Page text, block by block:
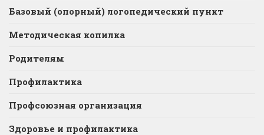
Базовый (опорный) логопедический пункт
Методическая копилка
Родителям
Профилактика
Профсоюзная организация
Здоровье и профилактика